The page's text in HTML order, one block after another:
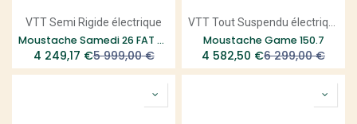
VTT Semi Rigide électrique
Moustache Samedi 26 FAT - Smart System
4 249,17 €5 999,00€
Moustache Game 150.7
4 582,50 €6 299,00€